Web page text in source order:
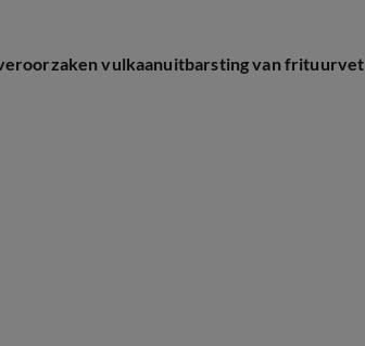
vulkaanuitbarsting van frituurvet